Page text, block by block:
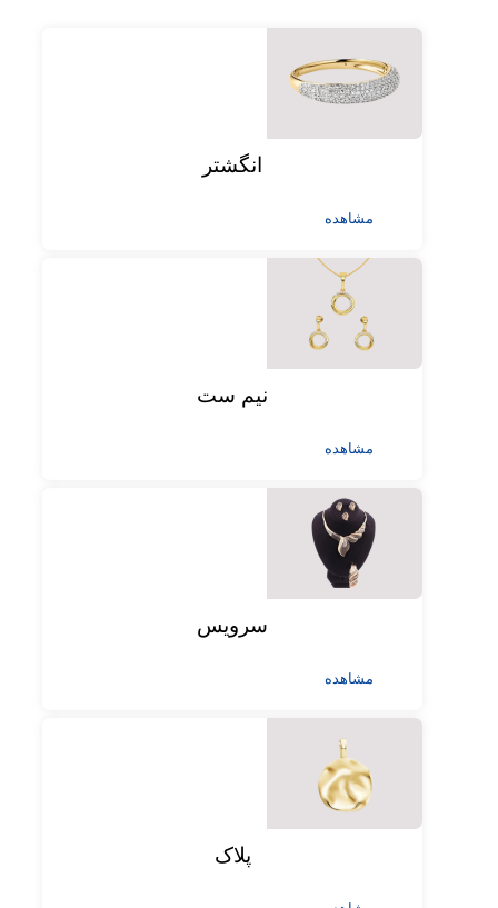
انگشتر
مشاهده
نیم ست
مشاهده
سرویس
مشاهده
پلاک